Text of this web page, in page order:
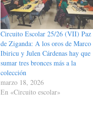
Circuito Escolar 25/26 (VII) Paz
de Ziganda: A los oros de Marco
Ibiricu y Julen Cárdenas hay que
sumar tres bronces más a la
colección
marzo 18, 2026
En «Circuito escolar»